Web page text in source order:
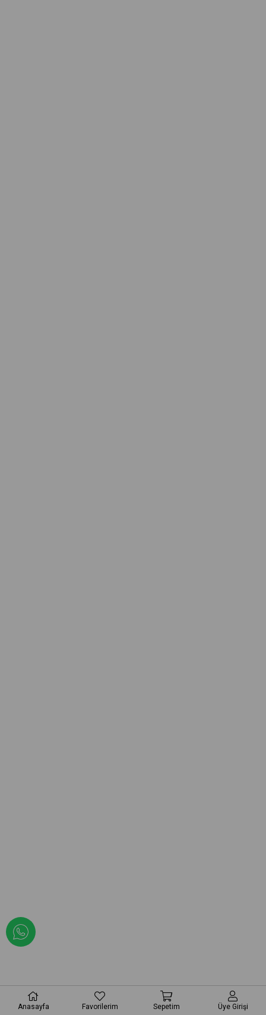
Anasayfa Favorilerim Sepetim Üye Girişi